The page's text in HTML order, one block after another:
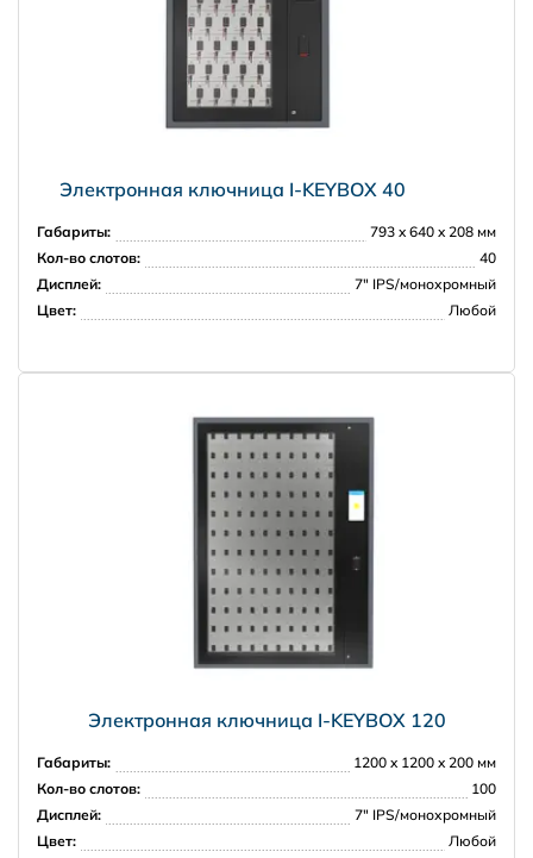
НПО Энергомаш
Электронная ключница I-KEYBOX 40
Габариты:
793 x 640 x 208 мм
Кол-во слотов:
40
Дисплей:
7" IPS/монохромный
Цвет:
Любой
Электронная ключница I-KEYBOX 120
Габариты:
1200 x 1200 x 200 мм
Кол-во слотов:
100
Дисплей:
7" IPS/монохромный
Цвет:
Любой